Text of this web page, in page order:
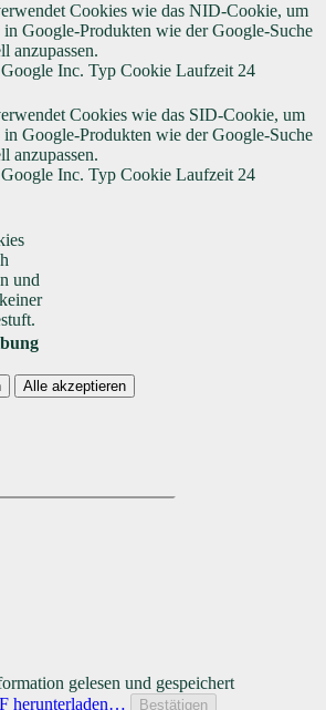
Cookies wie das NID-Cookie, um
in Google-Produkten wie der Google-Suche
anzupassen.
Google Inc. Typ Cookie Laufzeit 24
Cookies wie das SID-Cookie, um
in Google-Produkten wie der Google-Suche
anzupassen.
Google Inc. Typ Cookie Laufzeit 24
und
Alle akzeptieren
gelesen und gespeichert
herunterladen…
Bestätigen